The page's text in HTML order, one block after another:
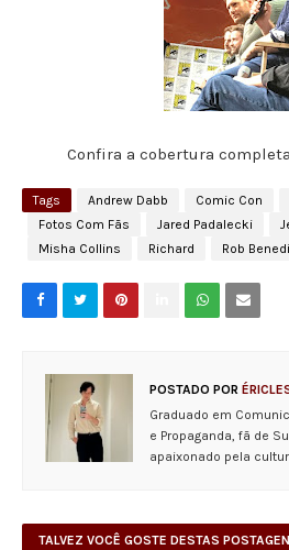
Confira a cobertura
Tags Andrew Dabb Comic Con
Fotos Com Fãs
Jared Padalecki
Misha Collins
Richard Rob
POSTADO POR
Graduado em
e Propaganda, fã de
apaixonado pela
TALVEZ VOCÊ GOSTE DESTAS